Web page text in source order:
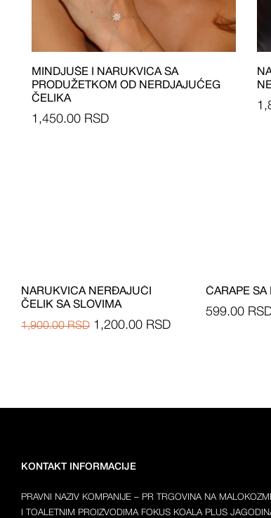
MINDJUŠE I NARUKVICA SA
PRODUŽETKOM OD NERDJAJUĆEG
ČELIKA
1,450.00 RSD
NARUKVICA NERĐAJUĆI
ČELIK SA SLOVIMA
1,900.00RSD 1,200.00 RSD
ČARAPE SA
599.00
KONTAKT INFORMACIJE
PRAVNI NAZIV KOMPANIJE – PR TRGOVINA NA
I TOALETNIM PROIZVODIMA FOKUS KOALA PLUS